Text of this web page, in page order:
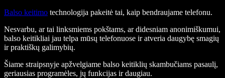
Balso keitimo technologija pakeitė tai, kaip bendraujame telefonu.
Nesvarbu, ar tai linksmiems pokštams, ar didesniam anonimiškumui,
balso keitikliai jau telpa mūsų telefonuose ir atveria daugybę smagių
ir praktiškų galimybių.
Šiame straipsnyje apžvelgiame balso keitiklių skambučiams pasaulį,
geriausias programėles, jų funkcijas ir daugiau.